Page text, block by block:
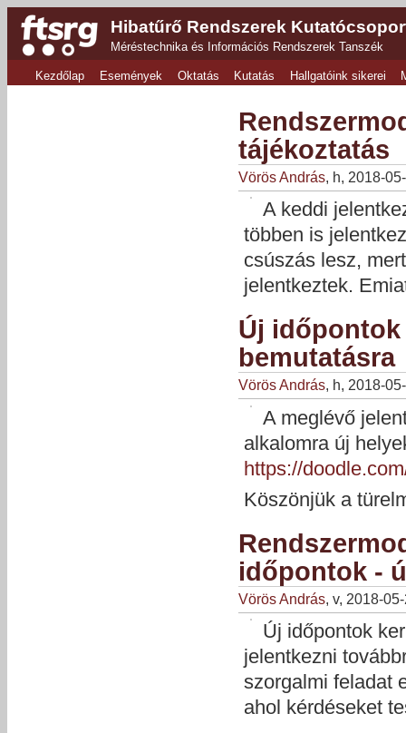
Hibatűrő Rendszerek
Méréstechnika és Információs Rendszerek Tanszék
Kezdőlap Események Oktatás Kutatás Hallgatóink sikerei
tájékoztatás
Vörös András, h, 2018-
A keddi
többen is
csúszás lesz,
jelentkeztek.
Új időpontok
bemutatásra
Vörös András, h, 2018-
A meglévő
alkalomra új
https://
Köszönjük a
időpontok -
Vörös András, v, 2018-
Új időpontok
jelentkezni
szorgalmi feladat
ahol kérdéseket